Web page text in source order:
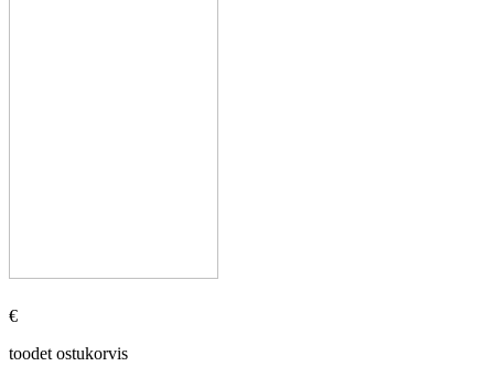
€
toodet ostukorvis